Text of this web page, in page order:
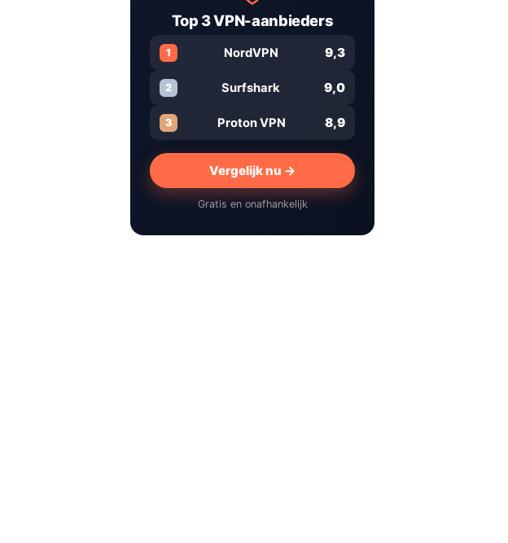
Top 3 VPN-aanbieders
1 NordVPN 9,3
2 Surfshark 9,0
3 Proton VPN 8,9
Vergelijk nu →
Gratis en onafhankelijk